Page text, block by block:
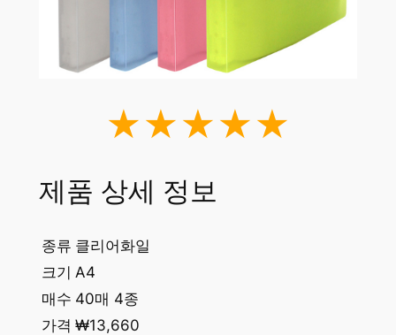
★★★★★
제품 상세 정보
종류 클리어화일
크기 A4
매수 40매 4종
가격 ₩13,660